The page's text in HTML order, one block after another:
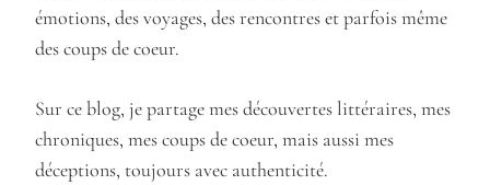
émotions, des voyages, des rencontres et parfois même
des coups de coeur.
Sur ce blog, je partage mes découvertes littéraires, mes
chroniques, mes coups de coeur, mais aussi mes
déceptions, toujours avec authenticité.